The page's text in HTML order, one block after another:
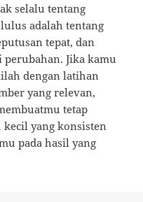
selalu tentang
adalah tentang
tepat, dan
perubahan. Jika kamu
dengan latihan
yang relevan,
tetap
yang konsisten
pada hasil yang